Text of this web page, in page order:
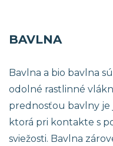
BAVLNA
Bavlna a bio bavlna
odolné rastlinné
prednosťou bavlny je
ktorá pri kontakte s
sviežosti. Bavlna